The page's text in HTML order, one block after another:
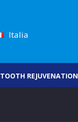
Italia
TOOTH REJUVENATION